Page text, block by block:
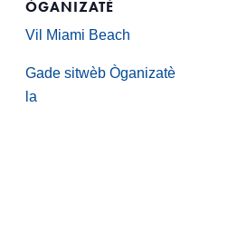
ÒGANIZATÈ
Vil Miami Beach
Gade sitwèb Òganizatè
la